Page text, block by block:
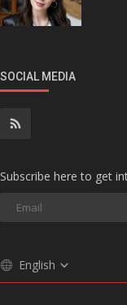
SOCIAL MEDIA
Subscribe here to get
English